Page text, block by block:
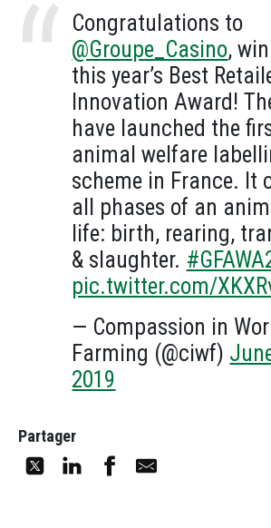
Congratulations to
@Groupe_Casino,
this year’s Best
Innovation Award!
have launched the
animal welfare
scheme in France. It
all phases of an
life: birth, rearing,
& slaughter.
pic.twitter.com/
— Compassion in
Farming (@ciwf)
2019
Partager